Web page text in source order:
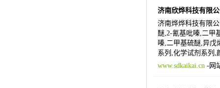
济南欣烨科技有限
济南烨烨科技有限
醚,2-氰基吡嗪,二甲
嗪,二甲基硫醚,异戊
系列,化学试剂系列,
www.sdkaikai.cn-网